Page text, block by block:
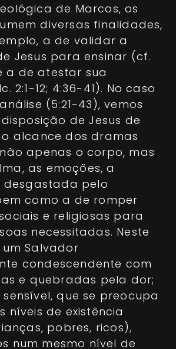
de Marcos, os
diversas finalidades,
a de validar a
Jesus para ensinar (cf.
a de atestar sua
2:1-12; 4:36-41). No caso
(5:21-43), vemos
de Jesus de
alcance dos dramas
apenas o corpo, mas
as emoções, a
desgastada pelo
como a de romper
e religiosas para
necessitadas. Neste
Salvador
condescendente com
e quebradas pela dor;
que se preocupa
níveis de existência
pobres, ricos),
num mesmo nível de